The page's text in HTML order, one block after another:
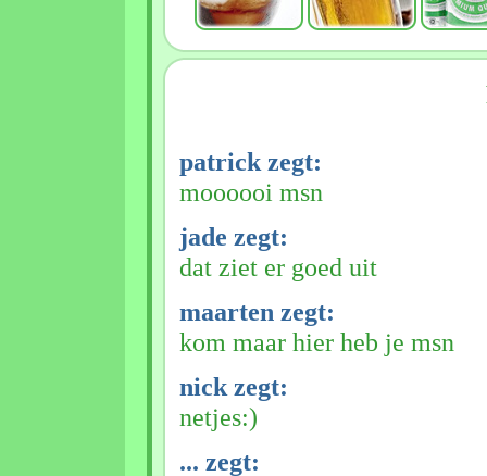
patrick zegt:
moooooi msn
jade zegt:
dat ziet er goed uit
maarten zegt:
kom maar hier heb je msn
nick zegt:
netjes:)
... zegt: